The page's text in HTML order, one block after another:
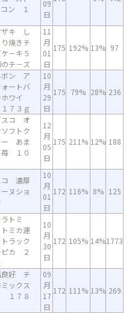
コン １
09
日
ザキ し
り焼きチ
－キ５
チ－ズ
11
月
01
日
175 192% 13% 97
ボン ア
ートバ
ワイ
７３ｇ
10
月
29
日
175 79% 28% 236
スコ オ
ソフトク
ー あま
苺 １０
12
月
05
日
175 211% 12% 188
コ 濃厚
ヌショ
10
月
01
日
172 116% 8% 125
トミ
ミカ運
ラック
ピカ ２
10
月
30
日
172 105% 14%1773
良好 チ
ックス
１７８
09
月
17
日
172 111% 13% 269